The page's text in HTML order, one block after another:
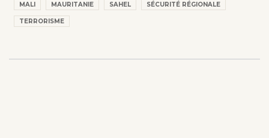
MALI MAURITANIE SAHEL SÉCURITÉ RÉGIONALE
TERRORISME